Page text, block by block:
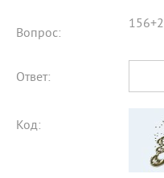
Вопрос:
156+2
Ответ:
Код: